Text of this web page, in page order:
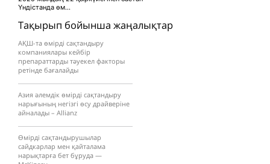
Тақырып бойынша жаңалықтар
АҚШ-та өмірді сақтандыру
компаниялары кейбір
препараттарды тәуекел факторы
ретінде бағалайды
Азия әлемдік өмірді сақтандыру
нарығының негізгі өсу драйверіне
айналады – Allianz
Өмірді сақтандырушылар
сайдкарлар мен қайталама
нарықтарға бет бұруда —
Үндістанда өм...